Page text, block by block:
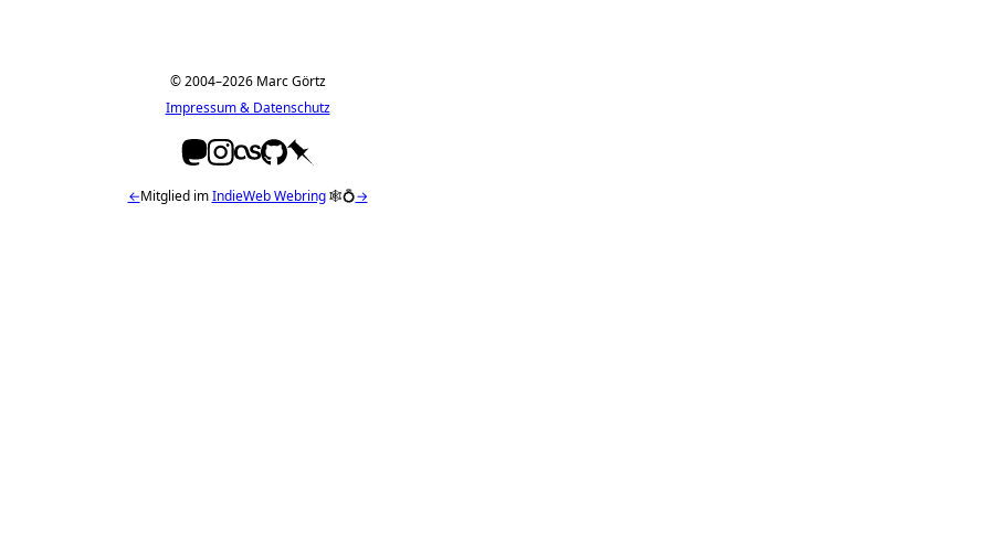
© 2004–2026 Marc Görtz
Impressum & Datenschutz
←Mitglied imIndieWeb Webring🕸💍→